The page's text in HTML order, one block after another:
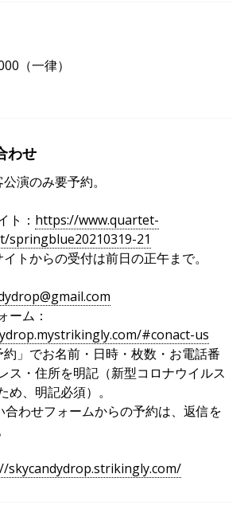
（一律）
わせ
演のみ要予約。
ト： https://www.quartet-
springblue20210319-21
トからの受付は前日の正午まで。
ーム：
#conact-us
」でお名前・日時・枚数・お電話番
ス・住所を明記（新型コロナウイルス
め、明記必須）。
合わせフォームからの予約は、返信を
skycandydrop.strikingly.com/